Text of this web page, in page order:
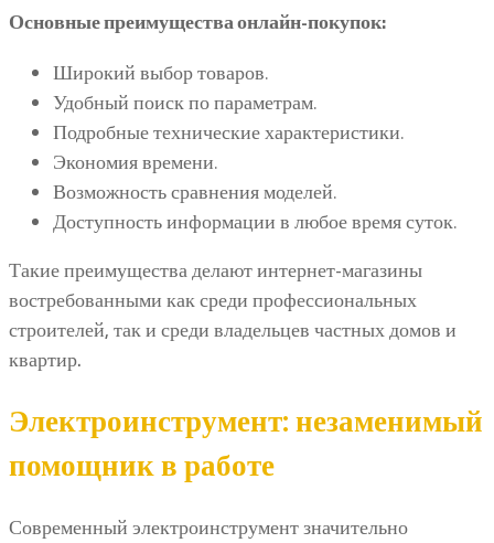
Основные преимущества онлайн-покупок:
Широкий выбор товаров.
Удобный поиск по параметрам.
Подробные технические характеристики.
Экономия времени.
Возможность сравнения моделей.
Доступность информации в любое время суток.
Такие преимущества делают интернет-магазины
востребованными как среди профессиональных
строителей, так и среди владельцев частных домов и
квартир.
Электроинструмент: незаменимый
помощник в работе
Современный электроинструмент значительно